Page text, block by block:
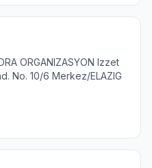
ORGANIZASYON Izzet
No. 10/6 Merkez/ELAZIG